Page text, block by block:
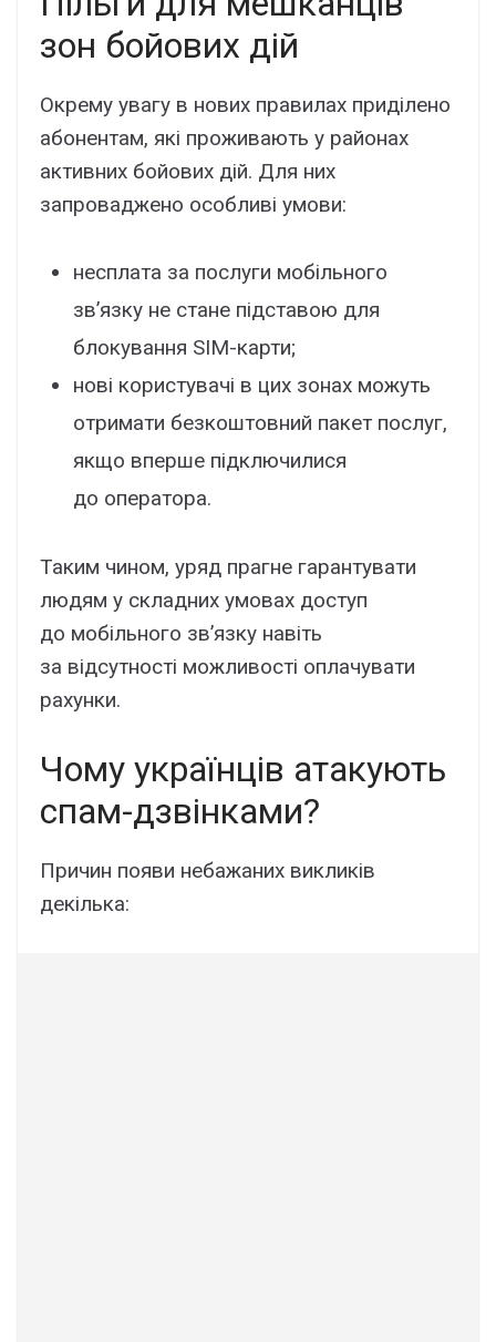
зон бойових дій
Окрему увагу в нових правилах приділено
абонентам, які проживають у районах
активних бойових дій. Для них
запроваджено особливі умови:
несплата за послуги мобільного
зв’язку не стане підставою для
блокування SIM-карти;
нові користувачі в цих зонах можуть
отримати безкоштовний пакет послуг,
якщо вперше підключилися
до оператора.
Таким чином, уряд прагне гарантувати
людям у складних умовах доступ
до мобільного зв’язку навіть
за відсутності можливості оплачувати
рахунки.
Чому українців атакують
спам-дзвінками?
Причин появи небажаних викликів
декілька: